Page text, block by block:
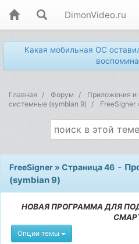
DimonVideo.ru
Какая мобильная ОС
Главная Форум Приложения и
системные (symbian 9)
FreeSigner
FreeSigner » Страница 46 -
(symbian 9)
НОВАЯ ПРОГРАММА ДЛЯ
Опции темы